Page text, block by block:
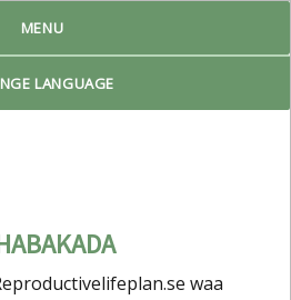
MENU
LANGUAGE
waa